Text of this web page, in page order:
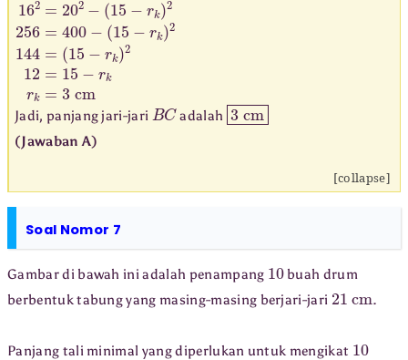
l2=p2 −
(rb−rk)2162 =202−(15
(15−rk)212= 15− rk rk=3
Jadi, panjang jari-jari BC adalah 3cm
(Jawaban A)
[collapse]
Soal Nomor 7
Gambar di bawah ini adalah penampang 10buah drum
berbentuk tabung yang masing-masing berjari-jari 21 .
Panjang tali minimal yang diperlukan untuk mengikat 10